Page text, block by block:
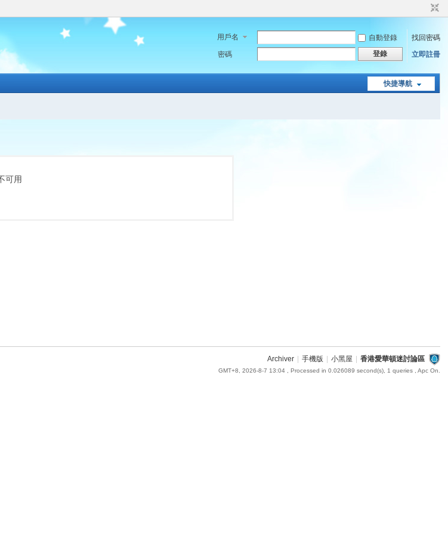
用戶名 自動登錄
找回密碼
密碼
登錄 立即註冊
快捷導航
可用
Archiver 手機版 小黑屋 香港愛華頓迷討論區
GMT+8, 2026-8-7 13:04, Processed in 0.026089 second(s), 1 queries , Apc On.